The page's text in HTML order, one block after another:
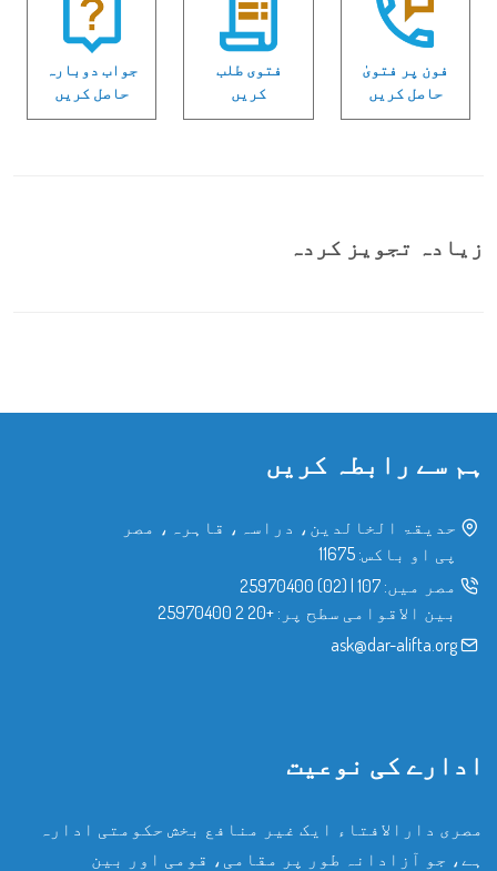
فون پر فتویٰ
حاصل کریں
فتوی طلب
کریں
جواب دوبارہ
حاصل کریں
زیادہ تجویز کردہ
ہم سے رابطہ کریں
حدیقۃ الخالدین، دراسہ، قاہرہ، مصر
پی او باکس: 11675
مصر میں: 107
|
(02) 25970400
بین الاقوامی سطح پر: +20 2 25970400
ask@dar-alifta.org
ادارے کی نوعیت
مصری دارالافتاء ایک غیر منافع بخش حکومتی ادارہ
ہے، جو آزادانہ طور پر مقامی، قومی اور بین